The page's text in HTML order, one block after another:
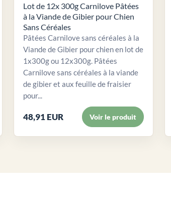
Lot de 12x 300g Carnilove Pâtées
à la Viande de Gibier pour Chien
Sans Céréales
Pâtées Carnilove sans céréales à la
Viande de Gibier pour chien en lot de
1x300g ou 12x300g. Pâtées
Carnilove sans céréales à la viande
de gibier et aux feuille de fraisier
pour...
48,91 EUR Voir le produit